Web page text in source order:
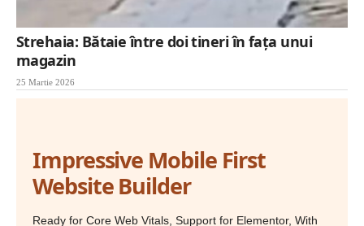
Strehaia: Bătaie între doi tineri în fața unui
magazin
25 Martie 2026
Impressive Mobile First
Website Builder
Ready for Core Web Vitals, Support for Elementor, With